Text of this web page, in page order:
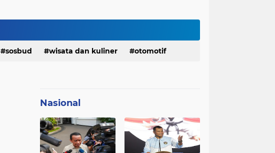
Menaker: ASN Kemnaker Harus Hadirkan Dampak Nyata bagi Masyarakat
sosbud wisata dan kuliner otomotif
Nasional